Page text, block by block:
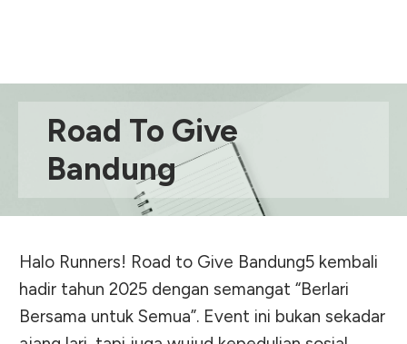
Road To Give
Bandung
Halo Runners! Road to Give Bandung5 kembali
hadir tahun 2025 dengan semangat “Berlari
Bersama untuk Semua”. Event ini bukan sekadar